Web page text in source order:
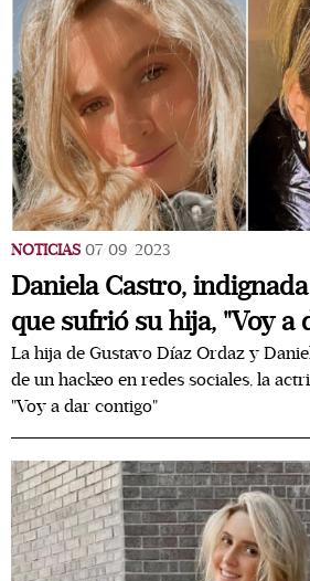
NOTICIAS 07/09/2023
Daniela Castro,
que sufrió su hija, "Voy a
La hija de Gustavo Díaz Ordaz y
de un hackeo en redes sociales, la
"Voy a dar contigo"